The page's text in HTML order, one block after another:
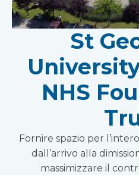
St
NHS
Fornire spazio per
dall’arrivo alla
massimizzare il